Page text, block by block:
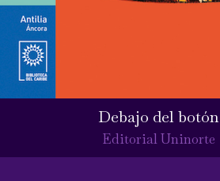
Debajo del botón
Editorial Uninorte